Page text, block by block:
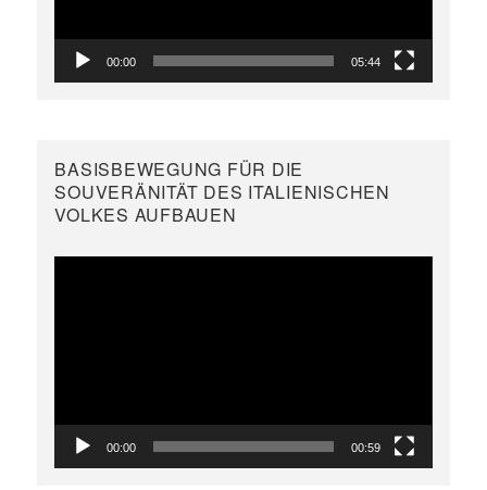
00:00 05:44
BASISBEWEGUNG FÜR DIE
SOUVERÄNITÄT DES ITALIENISCHEN
VOLKES AUFBAUEN
00:00 00:59